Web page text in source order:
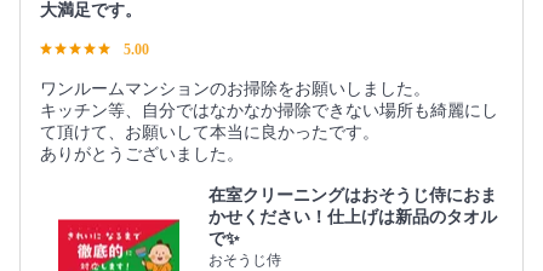
大満足です。
5.00
ワンルームマンションのお掃除をお願いしました。
キッチン等、自分ではなかなか掃除できない場所も綺麗にし
て頂けて、お願いして本当に良かったです。
ありがとうございました。
在室クリーニングはおそうじ侍におま
かせください！仕上げは新品のタオル
で✨
おそうじ侍